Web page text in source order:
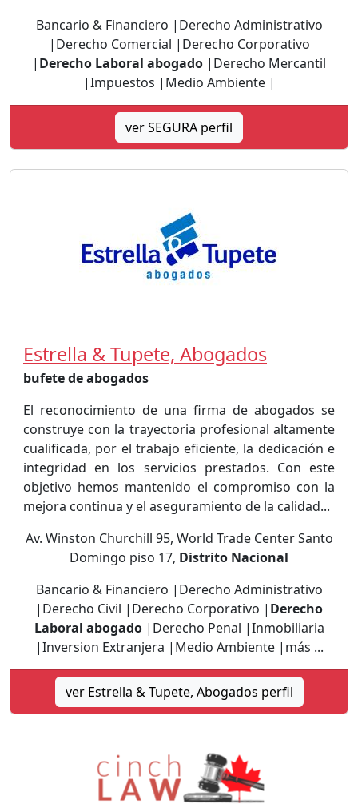
Bancario & Financiero |Derecho Administrativo
|Derecho Comercial |Derecho Corporativo
| Derecho Laboral abogado |Derecho Mercantil
|Impuestos |Medio Ambiente |
ver SEGURA perfil
Estrella & Tupete, Abogados
bufete de abogados
El reconocimiento de una firma de abogados se
construye con la trayectoria profesional altamente
cualificada, por el trabajo eficiente, la dedicación e
integridad en los servicios prestados. Con este
objetivo hemos mantenido el compromiso con la
mejora continua y el aseguramiento de la calidad...
Av. Winston Churchill 95, World Trade Center Santo
Domingo piso 17, Distrito Nacional
Bancario & Financiero |Derecho Administrativo
|Derecho Civil |Derecho Corporativo | Derecho
Laboral abogado|Derecho Penal |Inmobiliaria
|Inversion Extranjera |Medio Ambiente |más ...
ver Estrella & Tupete, Abogados perfil